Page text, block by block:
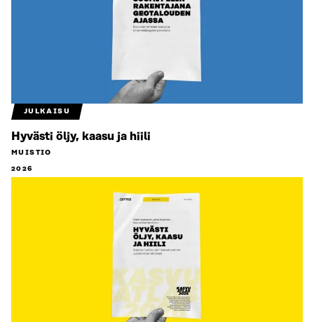
JULKAISU
Hyvästi öljy, kaasu ja hiili
MUISTIO
2026